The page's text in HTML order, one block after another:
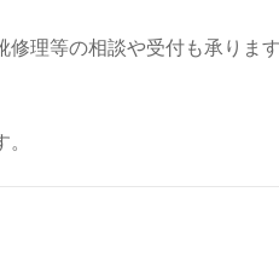
修理等の相談や受付も承りま